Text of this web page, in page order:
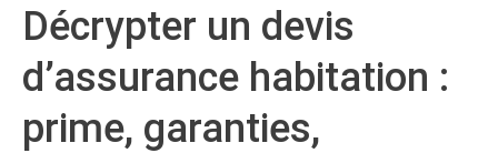
Décrypter un devis
d’assurance habitation :
prime, garanties,